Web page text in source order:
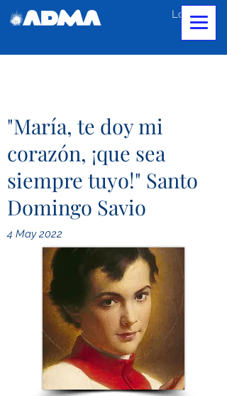
Log In
"María, te doy mi
corazón, ¡que sea
siempre tuyo!" Santo
Domingo Savio
4 May 2022